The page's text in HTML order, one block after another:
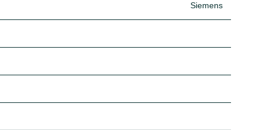
Siemens